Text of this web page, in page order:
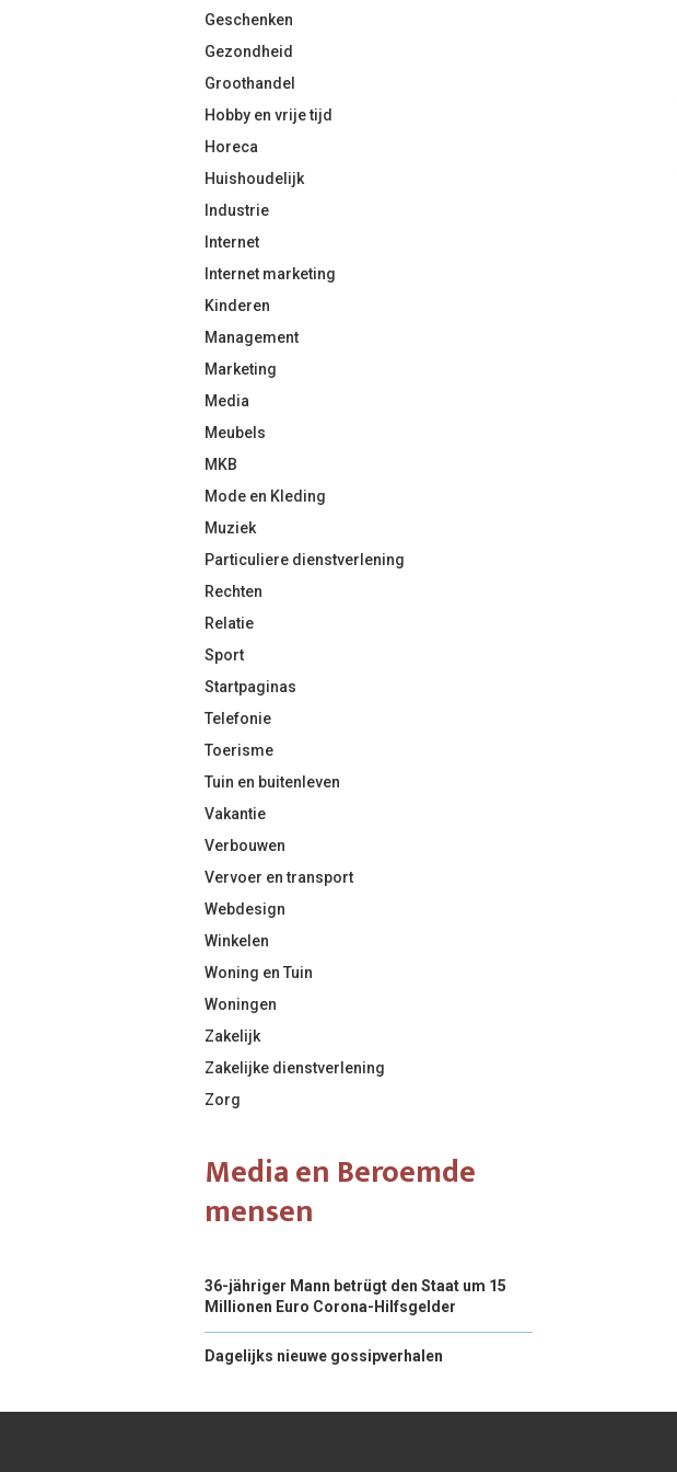
Geschenken
Gezondheid
Groothandel
Hobby en vrije tijd
Horeca
Huishoudelijk
Industrie
Internet
Internet marketing
Kinderen
Management
Marketing
Media
Meubels
MKB
Mode en Kleding
Muziek
Particuliere dienstverlening
Rechten
Relatie
Sport
Startpaginas
Telefonie
Toerisme
Tuin en buitenleven
Vakantie
Verbouwen
Vervoer en transport
Webdesign
Winkelen
Woning en Tuin
Woningen
Zakelijk
Zakelijke dienstverlening
Zorg
Media en Beroemde
mensen
36-jähriger Mann betrügt den Staat um 15
Millionen Euro Corona-Hilfsgelder
Dagelijks nieuwe gossipverhalen